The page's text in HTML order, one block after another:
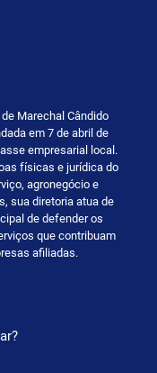
Marechal Cândido
em 7 de abril de
empresarial local.
físicas e jurídica do
agronegócio e
sua diretoria atua de
de defender os
que contribuam
afiliadas.